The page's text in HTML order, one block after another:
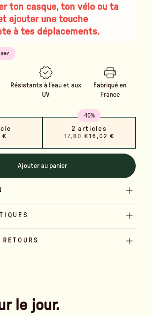
ton casque, ton vélo ou ta
ajouter une touche
à tes déplacements.
Résistants à l’eau et aux
UV
Fabriqué en
France
€
-10%
2 articles
17,80 €16,02 €
Ajouter au panier
le jour.